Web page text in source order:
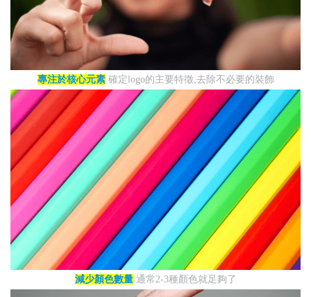
專注於核心元素確定logo的主要特徵,去除不必要的裝飾
減少顏色數量通常2-3種顏色就足夠了